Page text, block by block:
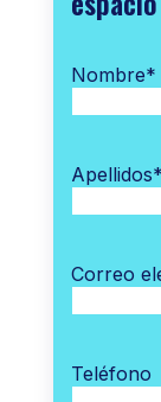
Nombre*
Apellidos*
Correo
Teléfono